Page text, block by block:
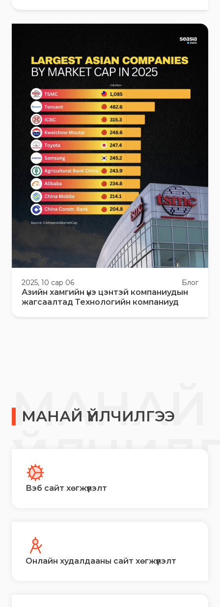
2025, 10 сар 06 Блог
Азийн хамгийн үнэ цэнтэй компаниудын
жагсаалтад Технологийн компаниуд
МАНАЙ ҮЙЛЧИЛГЭЭ
МАНАЙ
Вэб сайт хөгжүүлэлт
Онлайн худалдааны сайт хөгжүүлэлт